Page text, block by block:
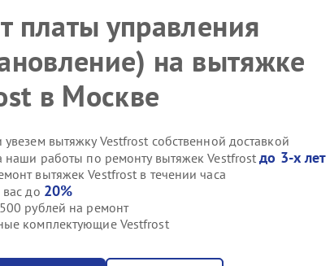
платы управления
на вытяжке
в Москве
вытяжку Vestfrost собственной доставкой
наши работы по ремонту вытяжек Vestfrostдо 3-х лет
вытяжек Vestfrost в течении часа
до 20%
рублей на ремонт
комплектующие Vestfrost